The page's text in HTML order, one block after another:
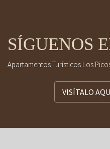
SÍGUENOS
Apartamentos Turísticos Los Picos
VISÍTALO